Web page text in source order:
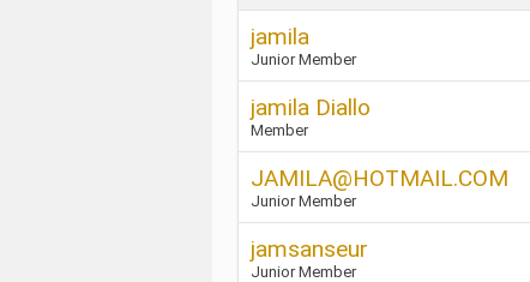
jamila
Junior Member
jamila Diallo
Member
JAMILA@HOTMAIL.COM
Junior Member
jamsanseur
Junior Member